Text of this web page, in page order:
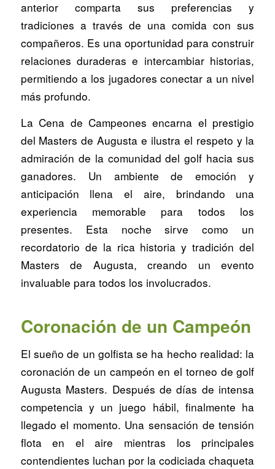
anterior comparta sus preferencias y
tradiciones a través de una comida con sus
compañeros. Es una oportunidad para construir
relaciones duraderas e intercambiar historias,
permitiendo a los jugadores conectar a un nivel
más profundo.
La Cena de Campeones encarna el prestigio
del Masters de Augusta e ilustra el respeto y la
admiración de la comunidad del golf hacia sus
ganadores. Un ambiente de emoción y
anticipación llena el aire, brindando una
experiencia memorable para todos los
presentes. Esta noche sirve como un
recordatorio de la rica historia y tradición del
Masters de Augusta, creando un evento
invaluable para todos los involucrados.
Coronación de un Campeón
El sueño de un golfista se ha hecho realidad: la
coronación de un campeón en el torneo de golf
Augusta Masters. Después de días de intensa
competencia y un juego hábil, finalmente ha
llegado el momento. Una sensación de tensión
flota en el aire mientras los principales
contendientes luchan por la codiciada chaqueta